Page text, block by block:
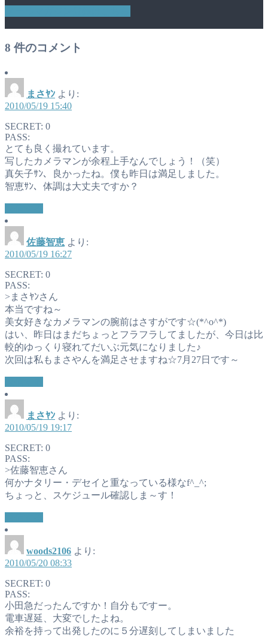
8 件のコメント
まさﾔﾝ より:
2010/05/19 15:40
SECRET: 0
PASS:
とても良く撮れています。
写したカメラマンが余程上手なんでしょう！（笑）
真矢子ｻﾝ、良かったね。僕も昨日は満足しました。
智恵ｻﾝ、体調は大丈夫ですか？
佐藤智恵 より:
2010/05/19 16:27
SECRET: 0
PASS:
>まさﾔﾝさん
本当ですね～
美女好きなカメラマンの腕前はさすがです☆(*^o^*)
はい、昨日はまだちょっとフラフラしてましたが、今日は比
較的ゆっくり寝れてだいぶ元気になりました♪
次回は私もまさやんを満足させますね☆7月27日です～
まさﾔﾝ より:
2010/05/19 19:17
SECRET: 0
PASS:
>佐藤智恵さん
何かナタリー・デセイと重なっている様なf^_^;
ちょっと、スケジュール確認しま～す！
woods2106 より:
2010/05/20 08:33
SECRET: 0
PASS:
小田急だったんですか！自分もですー。
電車遅延、大変でしたよね。
余裕を持って出発したのに５分遅刻してしまいました